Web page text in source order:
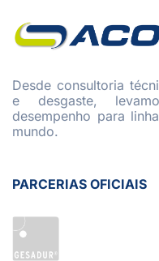
Desde consultoria
e desgaste,
desempenho para
mundo.
PARCERIAS OFICIAIS